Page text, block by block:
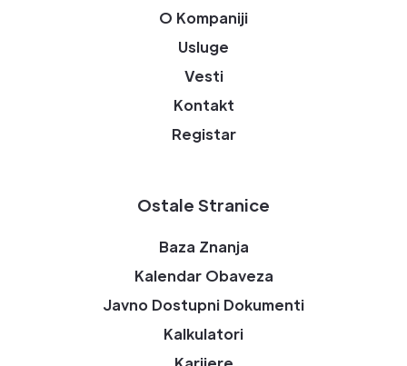
O Kompaniji
Usluge
Vesti
Kontakt
Registar
Ostale Stranice
Baza Znanja
Kalendar Obaveza
Javno Dostupni Dokumenti
Kalkulatori